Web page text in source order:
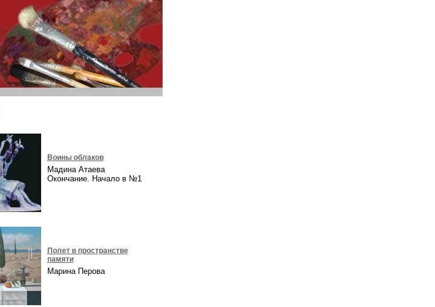
Воины облаков
Мадина Атаева
Окончание. Начало в №1
Полет в пространстве
памяти
Марина Перова